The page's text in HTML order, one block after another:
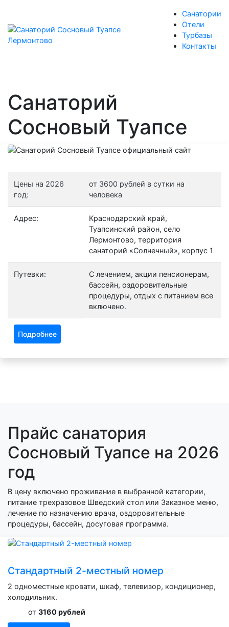
Санатории
Отели
Турбазы
Контакты
Санаторий
Сосновый Туапсе
Цены на 2026
год:
от 3600 рублей в сутки на
человека
Адрес:
Краснодарский край,
Туапсинский район, село
Лермонтово, территория
санаторий «Солнечный», корпус 1
Путевки:
С лечением, акции пенсионерам,
бассейн, оздоровительные
процедуры, отдых с питанием все
включено.
Подробнее
Прайс санатория
Сосновый Туапсе на 2026
год
В цену включено проживание в выбранной категории,
питание трехразовое Шведский стол или Заказное меню,
лечение по назначению врача, оздоровительные
процедуры, бассейн, досуговая программа.
Стандартный 2-местный номер
2 одноместные кровати, шкаф, телевизор, кондиционер,
холодильник.
от 3160 рублей